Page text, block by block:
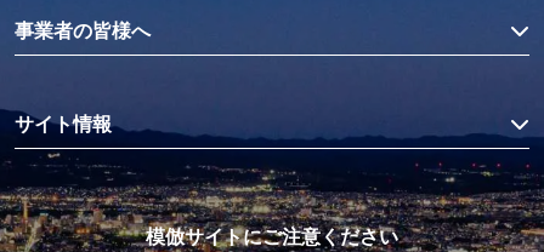
事業者の皆様へ
サイト情報
模倣サイトにご注意ください